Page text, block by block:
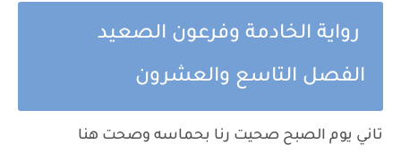
رواية الخادمة وفرعون الصعيد
الفصل التاسع والعشرون
تاني يوم الصبح صحيت رنا بحماسه وصحت هنا